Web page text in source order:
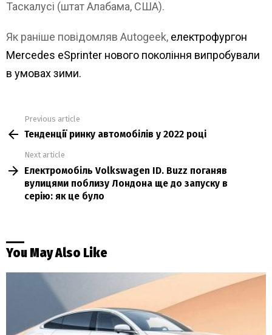
Таскалусі (штат Алабама, США).
Як раніше повідомляв Autogeek, електрофургон
Mercedes eSprinter нового покоління випробували
в умовах зими.
more
Previous article
Тенденції ринку автомобілів у 2022 році
Next article
Електромобіль Volkswagen ID. Buzz поганяв
вулицями поблизу Лондона ще до запуску в
серію: як це було
You May Also Like